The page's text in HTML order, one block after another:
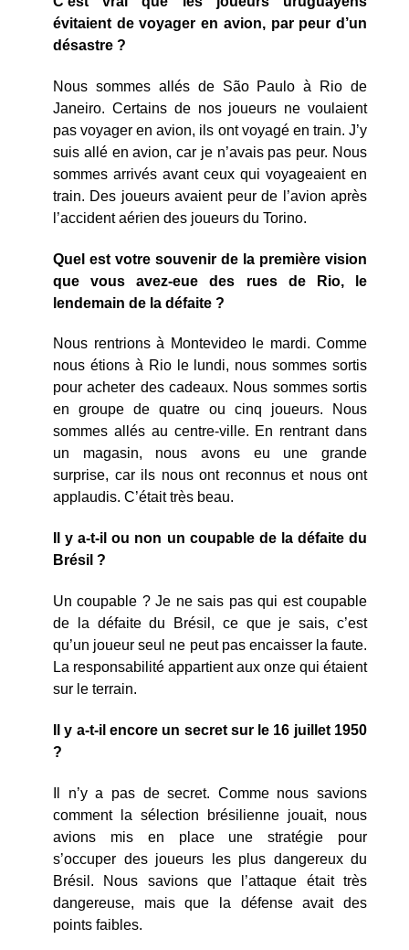
évitaient de voyager en avion, par peur d’un
désastre ?
Nous sommes allés de São Paulo à Rio de
Janeiro. Certains de nos joueurs ne voulaient
pas voyager en avion, ils ont voyagé en train. J’y
suis allé en avion, car je n’avais pas peur. Nous
sommes arrivés avant ceux qui voyageaient en
train. Des joueurs avaient peur de l’avion après
l’accident aérien des joueurs du Torino.
Quel est votre souvenir de la première vision
que vous avez-eue des rues de Rio, le
lendemain de la défaite ?
Nous rentrions à Montevideo le mardi. Comme
nous étions à Rio le lundi, nous sommes sortis
pour acheter des cadeaux. Nous sommes sortis
en groupe de quatre ou cinq joueurs. Nous
sommes allés au centre-ville. En rentrant dans
un magasin, nous avons eu une grande
surprise, car ils nous ont reconnus et nous ont
applaudis. C’était très beau.
Il y a-t-il ou non un coupable de la défaite du
Brésil ?
Un coupable ? Je ne sais pas qui est coupable
de la défaite du Brésil, ce que je sais, c’est
qu’un joueur seul ne peut pas encaisser la faute.
La responsabilité appartient aux onze qui étaient
sur le terrain.
Il y a-t-il encore un secret sur le 16 juillet 1950
?
Il n’y a pas de secret. Comme nous savions
comment la sélection brésilienne jouait, nous
avions mis en place une stratégie pour
s’occuper des joueurs les plus dangereux du
Brésil. Nous savions que l’attaque était très
dangereuse, mais que la défense avait des
points faibles.